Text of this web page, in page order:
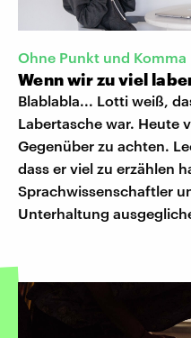
Ohne Punkt und Komma
Wenn wir zu viel
Blablabla... Lotti weiß,
Labertasche war. Heute
Gegenüber zu achten.
dass er viel zu erzählen
Sprachwissenschaftler
Unterhaltung